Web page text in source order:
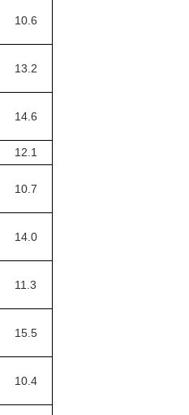
10.6
13.2
14.6
12.1
10.7
14.0
11.3
15.5
10.4